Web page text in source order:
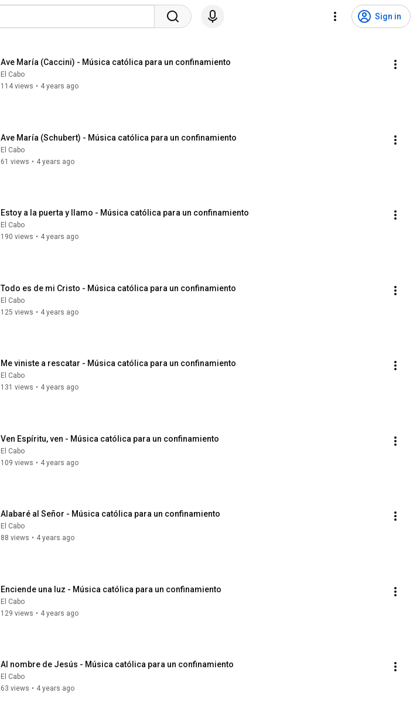
Sign in
Ave María (Caccini) - Música católica para un confinamiento
El Cabo
114 views • 4 years ago
Ave María (Schubert) - Música católica para un confinamiento
El Cabo
61 views • 4 years ago
Estoy a la puerta y llamo - Música católica para un confinamiento
El Cabo
190 views • 4 years ago
Todo es de mi Cristo - Música católica para un confinamiento
El Cabo
125 views • 4 years ago
Me viniste a rescatar - Música católica para un confinamiento
El Cabo
131 views • 4 years ago
Ven Espíritu, ven - Música católica para un confinamiento
El Cabo
109 views • 4 years ago
Alabaré al Señor - Música católica para un confinamiento
El Cabo
88 views • 4 years ago
Enciende una luz - Música católica para un confinamiento
El Cabo
129 views • 4 years ago
Al nombre de Jesús - Música católica para un confinamiento
El Cabo
63 views • 4 years ago